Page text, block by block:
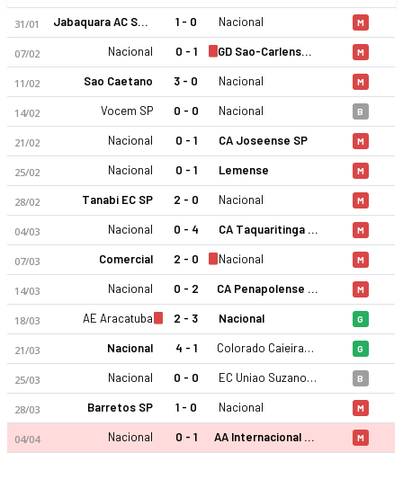
31/01 Jabaquara AC SP U23 1 - 0 Nacional M
07/02 Nacional 0 - 1 GD Sao-Carlense SP M
11/02 Sao Caetano 3 - 0 Nacional M
14/02 Vocem SP 0 - 0 Nacional B
21/02 Nacional 0 - 1 CA Joseense SP M
25/02 Nacional 0 - 1 Lemense M
28/02 Tanabi EC SP 2 - 0 Nacional M
04/03 Nacional 0 - 4 CA Taquaritinga SP M
07/03 Comercial 2 - 0 Nacional M
14/03 Nacional 0 - 2 CA Penapolense SP U23 M
18/03 AE Aracatuba 2 - 3 Nacional G
21/03 Nacional 4 - 1 Colorado Caieiras FC SP G
25/03 Nacional 0 - 0 EC Uniao Suzano SP B
28/03 Barretos SP 1 - 0 Nacional M
04/04 Nacional 0 - 1 AA Internacional Bebedouro SP M